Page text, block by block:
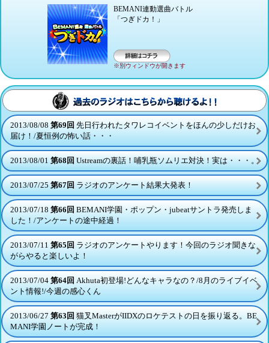
BEMANI連動選曲バトル
「つぎドカ！」
詳細はコチラ
※別ウィンドウが開きます
過去のラジオはこちらから
2013/08/08 第69回 先日行われたタワレコイベントをほんの少しだけお
届け！/夏恒例の怖い話・・・
2013/08/01第68回 Ustreamの裏話！哺乳瓶ソムリエ対決！実は・・・。
2013/07/25第67回 ラジオのアンケート結果大発表！
2013/07/18 第66回 BEMANI学園・ポップン・jubeatサントラ発売しま
した！/アンケートの途中経過！
2013/07/11 第65回 ラジオのアンケートやります！今回のラジオ聞きな
がらやると楽しいよ！
2013/07/04 第64回 Akhuta初登場!どんなキャラなの？/8月のライブイベ
ント情報!/今週の感心くん
2013/06/27 第63回 猫叉MasterがIIDXのロケテストの日を振り返る。BE
MANI学園ノートが完成！